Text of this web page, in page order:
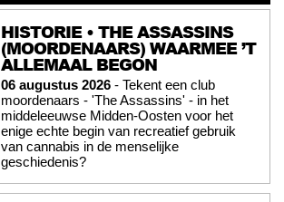
HISTORIE • THE ASSASSINS
(MOORDENAARS) WAARMEE ’T
ALLEMAAL BEGON
06 augustus 2026 - Tekent een club
moordenaars - 'The Assassins' - in het
middeleeuwse Midden-Oosten voor het
enige echte begin van recreatief gebruik
van cannabis in de menselijke
geschiedenis?